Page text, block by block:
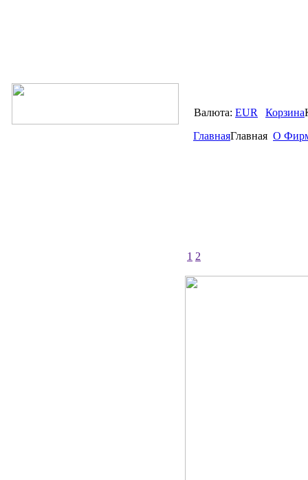
Валюта: EUR Корзина
ГлавнаяГлавная О
1 2